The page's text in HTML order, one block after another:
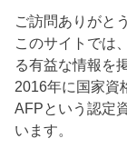
ご訪問ありがと
このサイトでは
る有益な情報を
2016年に国家資
AFPという認定
います。